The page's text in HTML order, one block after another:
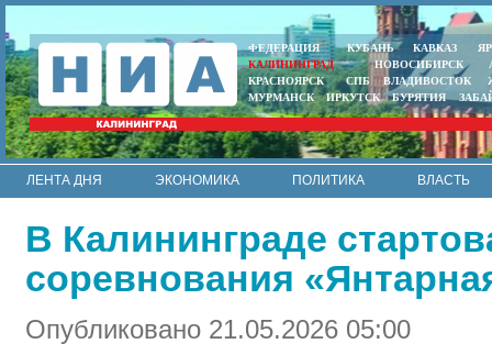
ФЕДЕРАЦИЯ КУБАНЬ КАВКАЗ
КАЛИНИНГРАД
НОВОСИБИРСК
КРАСНОЯРСК
СПБ ВЛАДИВОСТОК
МУРМАНСК
ИРКУТСК БУРЯТИЯ
ЛЕНТА ДНЯ ЭКОНОМИКА ПОЛИТИКА
ВЛАСТЬ
RSS
В Калининграде
соревнования
Опубликовано 21.05.2026 05:00